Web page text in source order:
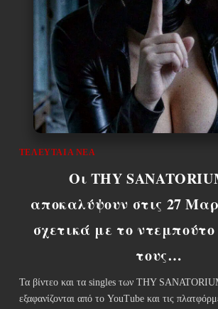
ΤΕΛΕΥΤΑΊΑ ΝΈΑ
Οι THY
αποκαλύψουν στις 27
σχετικά με το
τους…
Τα βίντεο και τα singles των THY
εξαφανίζονται από το YouTube και τις